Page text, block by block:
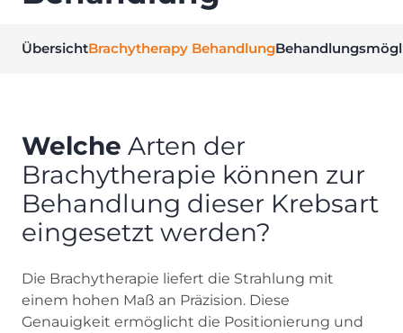
ÜbersichtBrachytherapy Behandlung
Welche Arten der
Brachytherapie können zur
Behandlung dieser Krebsart
eingesetzt werden?
Die Brachytherapie liefert die Strahlung mit
einem hohen Maß an Präzision. Diese
Genauigkeit ermöglicht die Positionierung und